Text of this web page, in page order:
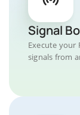
Signal
Execute your
signals from